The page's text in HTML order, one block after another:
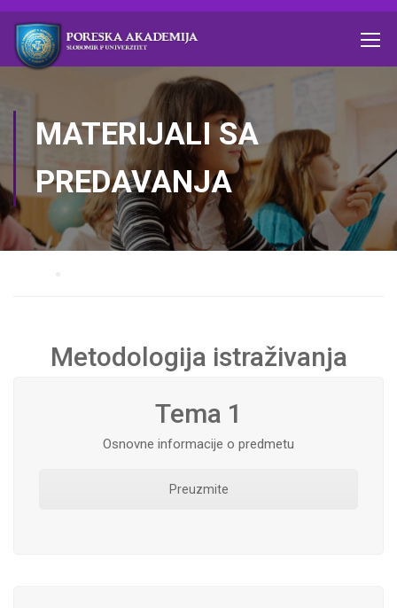
MATERIJALI SA
PREDAVANJA
Metodologija istraživanja
Tema 1
Osnovne informacije o predmetu
Preuzmite